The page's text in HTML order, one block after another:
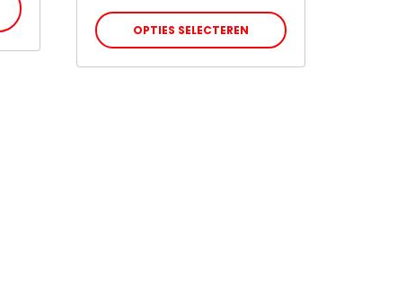
€98.00.€89.00.
OPTIES SELECTEREN
Dit
heeft